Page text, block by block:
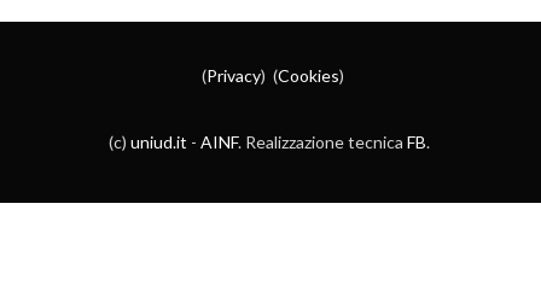
(Privacy) (Cookies)
(c) uniud.it - AINF. Realizzazione tecnica FB.